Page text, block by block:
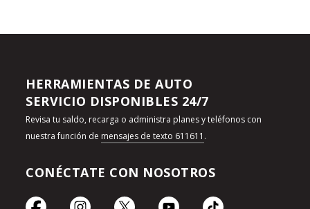
HERRAMIENTAS DE AUTO
SERVICIO DISPONIBLES 24/7
Revisa tu saldo, recarga o administra planes y teléfonos con
nuestra función de mensajes de texto 611611 .
CONÉCTATE CON NOSOTROS